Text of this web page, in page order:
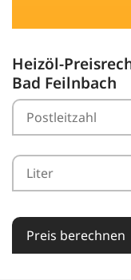
Heizöl-
Bad Feilnbach
Preis berechnen